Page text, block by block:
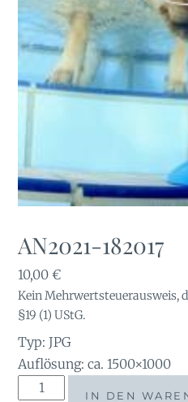
AN2021-182017
10,00€
Kein Mehrwertsteuerausweis,
§19 (1) UStG.
Typ: JPG
Auflösung: ca. 1500×1000
AN2021-
IN DEN